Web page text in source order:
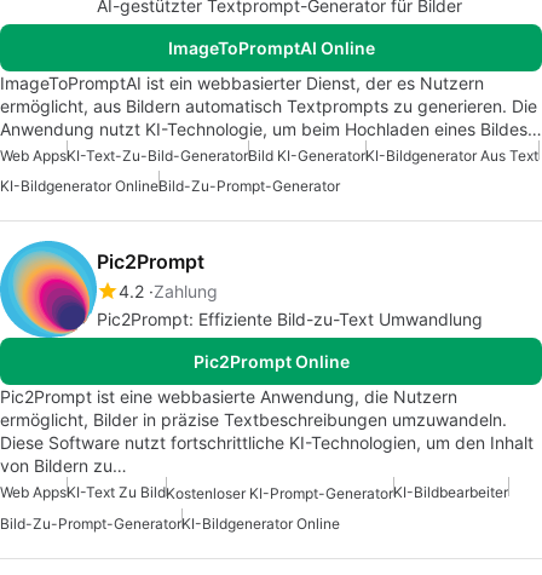
AI-gestützter Textprompt-Generator für Bilder
ImageToPromptAI Online
ImageToPromptAI ist ein webbasierter Dienst, der es Nutzern
ermöglicht, aus Bildern automatisch Textprompts zu generieren. Die
Anwendung nutzt KI-Technologie, um beim Hochladen eines Bildes…
Web AppsKI-Text-Zu-Bild-GeneratorBild KI-GeneratorKI-Bildgenerator Aus Text
KI-Bildgenerator OnlineBild-Zu-Prompt-Generator
Pic2Prompt
4.2 Zahlung
Pic2Prompt: Effiziente Bild-zu-Text Umwandlung
Pic2Prompt Online
Pic2Prompt ist eine webbasierte Anwendung, die Nutzern
ermöglicht, Bilder in präzise Textbeschreibungen umzuwandeln.
Diese Software nutzt fortschrittliche KI-Technologien, um den Inhalt
von Bildern zu…
Web AppsKI-Text Zu BildKostenloser KI-Prompt-GeneratorKI-Bildbearbeiter
Bild-Zu-Prompt-GeneratorKI-Bildgenerator Online